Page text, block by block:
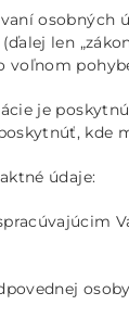
osobných
len
voľnom
je
kde
údaje: